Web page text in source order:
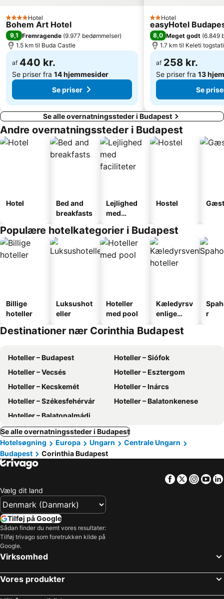
Széchenyihegy
Budatétény
Budapest 100
Rudas Spa
13th District
4 Stjerner
Hotel
Bohem Art Hotel
9,1 Fremragende (9.977 bedømmelser)
1.5 km til Buda Castle
af 440 kr.
Se priser fra 14 hjemmesider
Se priser
2 Stjerner
Hotel
easyHotel
8,0 Meget godt (6.849
1.7 km til Keleti
af 258 kr.
Se priser fra 13
Se
Se alle overnatningssteder i Budapest
Andre overnatningssteder i Budapest
Hotel
Bed and
breakfasts
Lejlighed
med
Hostel
Populære hotelkategorier i Budapest
Billige
hoteller
Luksushot
eller
Hoteller
med pool
Kæledyrsv
enlige
r
Destinationer nær Corinthia Budapest
Hoteller – Budapest
Hoteller – Siófok
Hoteller – Vecsés
Hoteller – Esztergom
Hoteller – Kecskemét
Hoteller – Inárcs
Hoteller – Székesfehérvár
Hoteller – Balatonkenese
Hoteller – Balatonalmádi
Se alle overnatningssteder i Budapest
Hotelsøgning
Europa Ungarn
Centrale Ungarn
Budapest
Corinthia Budapest
Facebook
Twitter
Vælg dit land
Tilføj på Google
Sådan finder du nemt vores resultater:
Tilføj trivago som foretrukken kilde på
Google.
Virksomhed
Vores produkter